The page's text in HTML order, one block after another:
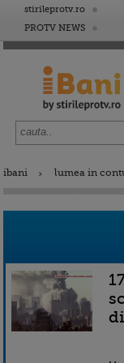
stirileprotv.ro
PROTV NEWS
ibani lumea in